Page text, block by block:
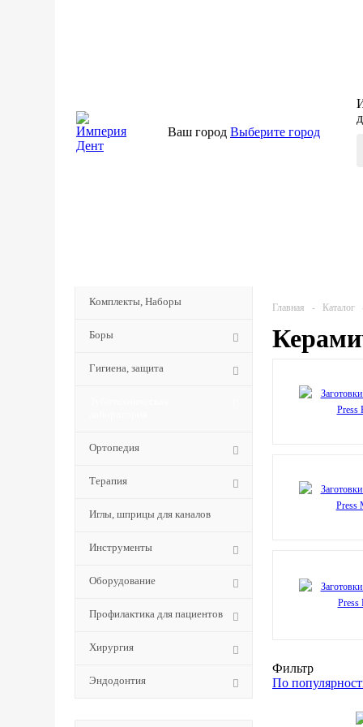
Ваш город Выберите город
Комплекты, Наборы
Боры
Гигиена, защита
Ортопедия
Терапия
Иглы, шприцы для каналов
Инструменты
Оборудование
Профилактика для пациентов
Хирургия
Эндодонтия
Главная - Каталог
Фильтр
По